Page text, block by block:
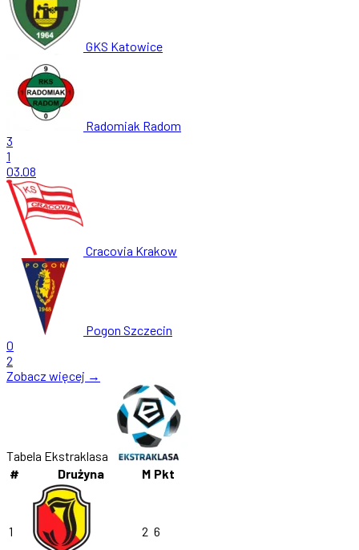
GKS Katowice
Radomiak Radom
3
1
03.08
Cracovia Krakow
Pogon Szczecin
0
2
Zobacz więcej →
Tabela Ekstraklasa
#
Drużyna M Pkt
1 2 6